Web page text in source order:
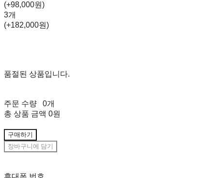
(+98,000원)
3개
(+182,000원)
품절된 상품입니다.
주문 수량
0개
총 상품 금액 0원
구매하기
장바구니에 담기
휴대폰 번호